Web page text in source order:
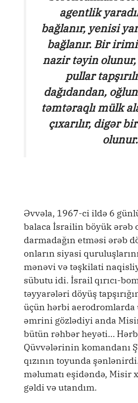
agentlik
bağlanır, yenisi
bağlanır. Bir
nazir təyin olunur,
pullar
dağıdandan,
təmtəraqlı mülk
çıxarılır, digər
olunur.
Əvvəla, 1967-ci ildə 6
balaca İsrailin böyük ərəb
darmadağın etməsi ərəb
onların siyasi
mənəvi və təşkilati
sübutu idi. İsrail qırıcı-
təyyarələri döyüş
üçün hərbi aerodromlarda
əmrini gözlədiyi anda
bütün rəhbər heyəti…
Qüvvələrinin komandanı
qızının toyunda
məlumatı eşidəndə, Misir
gəldi və utandım.